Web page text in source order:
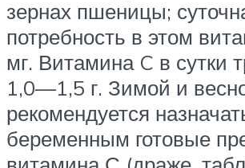
зернах пшеницы;
потребность в этом
мг. Витамина C в сутки
1,0—1,5 г. Зимой и
рекомендуется
беременным готовые